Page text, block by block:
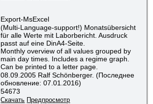
Export-MsExcel
(Multi-Language-support!) Monatsübersicht
für alle Werte mit Laborbericht. Ausdruck
passt auf eine DinA4-Seite.
Monthly overview of all values grouped by
main day times. Includes a regime graph.
Can be printed to a letter page.
08.09.2005 Ralf Schönberger. (Последнее
обновление: 07.01.2016)
54673
Скачать Предпросмотр